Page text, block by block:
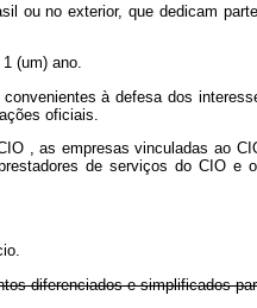
ou no exterior, que dedicam
(um) ano.
à defesa dos
oficiais.
, as empresas vinculadas ao
de serviços do CIO e
diferenciados e simplificados